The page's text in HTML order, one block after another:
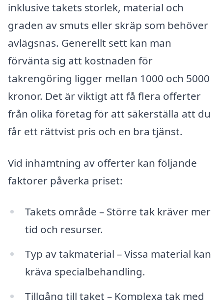
inklusive takets storlek, material och
graden av smuts eller skräp som behöver
avlägsnas. Generellt sett kan man
förvänta sig att kostnaden för
takrengöring ligger mellan 1000 och 5000
kronor. Det är viktigt att få flera offerter
från olika företag för att säkerställa att du
får ett rättvist pris och en bra tjänst.
Vid inhämtning av offerter kan följande
faktorer påverka priset:
Takets område – Större tak kräver mer
tid och resurser.
Typ av takmaterial – Vissa material kan
kräva specialbehandling.
Tillgång till taket – Komplexa tak med